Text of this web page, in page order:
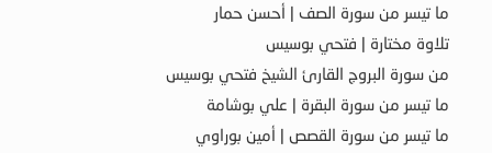
ما تيسر من سورة الصف | أحسن حمار
تلاوة مختارة | فتحي بوسيس
من سورة البروج القارئ الشيخ فتحي بوسيس
ما تيسر من سورة البقرة | علي بوشامة
ما تيسر من سورة القصص | أمين بوراوي